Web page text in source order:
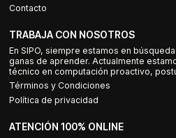
Contacto
TRABAJA CON NOSOTROS
En SIPO, siempre estamos en
ganas de aprender. Actualmente
técnico en computación proactivo,
Términos y Condiciones
Política de privacidad
ATENCIÓN 100% ONLINE